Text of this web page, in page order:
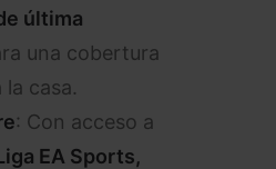
última
una cobertura
casa.
: Con acceso a
EA Sports,